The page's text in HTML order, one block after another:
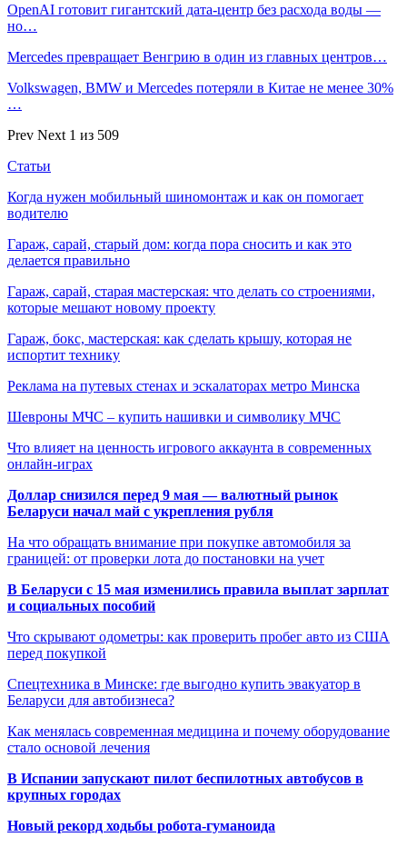
OpenAI готовит гигантский дата-центр без расхода воды —
но…
Mercedes превращает Венгрию в один из главных центров…
Volkswagen, BMW и Mercedes потеряли в Китае не менее 30%
…
Prev Next 1 из 509
Статьи
Когда нужен мобильный шиномонтаж и как он помогает
водителю
Гараж, сарай, старый дом: когда пора сносить и как это
делается правильно
Гараж, сарай, старая мастерская: что делать со строениями,
которые мешают новому проекту
Гараж, бокс, мастерская: как сделать крышу, которая не
испортит технику
Реклама на путевых стенах и эскалаторах метро Минска
Шевроны МЧС – купить нашивки и символику МЧС
Что влияет на ценность игрового аккаунта в современных
онлайн-играх
Доллар снизился перед 9 мая — валютный рынок
Беларуси начал май с укрепления рубля
На что обращать внимание при покупке автомобиля за
границей: от проверки лота до постановки на учет
В Беларуси с 15 мая изменились правила выплат зарплат
и социальных пособий
Что скрывают одометры: как проверить пробег авто из США
перед покупкой
Спецтехника в Минске: где выгодно купить эвакуатор в
Беларуси для автобизнеса?
Как менялась современная медицина и почему оборудование
стало основой лечения
В Испании запускают пилот беспилотных автобусов в
крупных городах
Новый рекорд ходьбы робота-гуманоида